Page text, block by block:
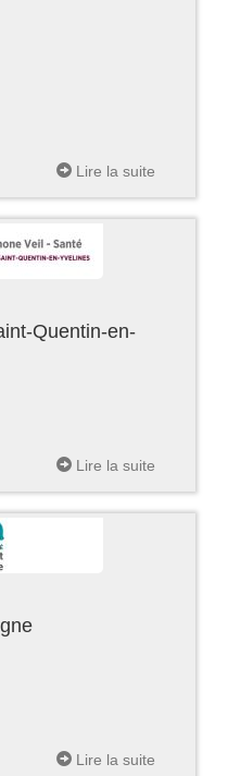
Lire la suite
Quentin-en-
Lire la suite
Lire la suite